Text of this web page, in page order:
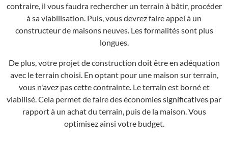
contraire, il vous faudra rechercher un terrain à bâtir, procéder
à sa viabilisation. Puis, vous devrez faire appel à un
constructeur de maisons neuves. Les formalités sont plus
longues.
De plus, votre projet de construction doit être en adéquation
avec le terrain choisi. En optant pour une maison sur terrain,
vous n'avez pas cette contrainte. Le terrain est borné et
viabilisé. Cela permet de faire des économies significatives par
rapport à un achat du terrain, puis de la maison. Vous
optimisez ainsi votre budget.